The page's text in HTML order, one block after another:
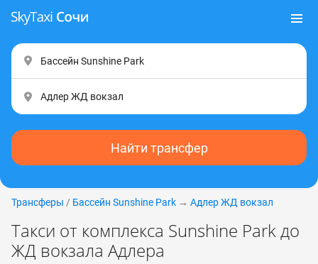
Найти трансфер
Трансферы / Бассейн Sunshine Park → Адлер ЖД вокзал
Такси от комплекса Sunshine Park до
ЖД вокзала Адлера